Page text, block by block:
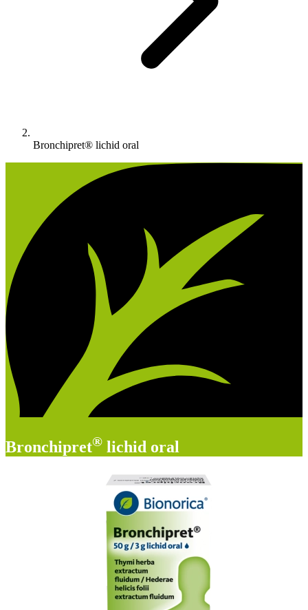
Bronchipret® lichid oral
Bronchipret® lichid oral